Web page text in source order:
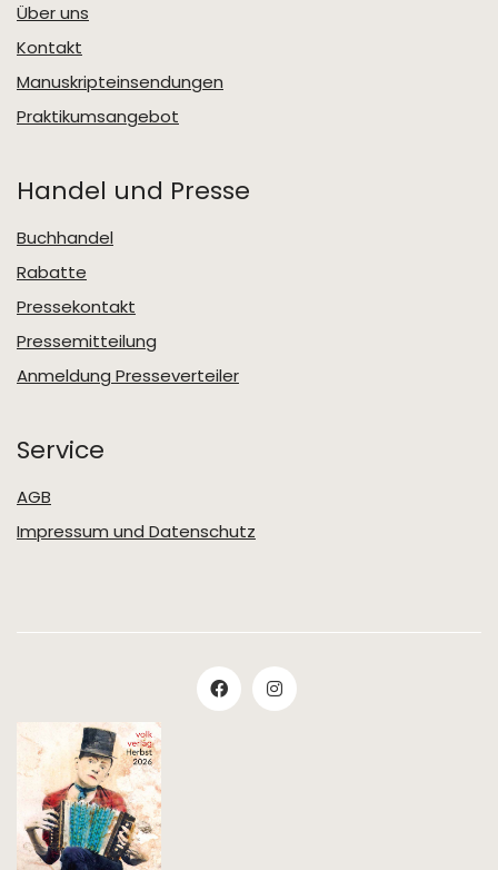
Über uns
Kontakt
Manuskripteinsendungen
Praktikumsangebot
Handel und Presse
Buchhandel
Rabatte
Pressekontakt
Pressemitteilung
Anmeldung Presseverteiler
Service
AGB
Impressum und Datenschutz